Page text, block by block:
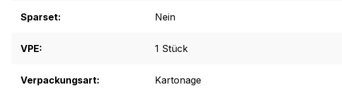
Sparset: Nein
VPE: 1 Stück
Verpackungsart: Kartonage